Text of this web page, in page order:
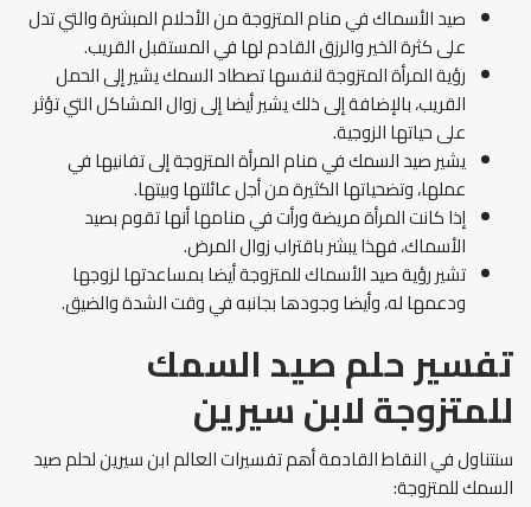
صيد الأسماك في منام المتزوجة من الأحلام المبشرة والتي تدل
على كثرة الخير والرزق القادم لها في المستقبل القريب.
رؤية المرأة المتزوجة لنفسها تصطاد السمك يشير إلى الحمل
القريب، بالإضافة إلى ذلك يشير أيضا إلى زوال المشاكل التي تؤثر
على حياتها الزوجية.
يشير صيد السمك في منام المرأة المتزوجة إلى تفانيها في
عملها، وتضحياتها الكثيرة من أجل عائلتها وبيتها.
إذا كانت المرأة مريضة ورأت في منامها أنها تقوم بصيد
الأسماك، فهذا يبشر باقتراب زوال المرض.
تشير رؤية صيد الأسماك للمتزوجة أيضا بمساعدتها لزوجها
ودعمها له، وأيضا وجودها بجانبه في وقت الشدة والضيق.
تفسير حلم صيد السمك
للمتزوجة لابن سيرين
سنتناول في النقاط القادمة أهم تفسيرات العالم ابن سيرين لحلم صيد
السمك للمتزوجة: